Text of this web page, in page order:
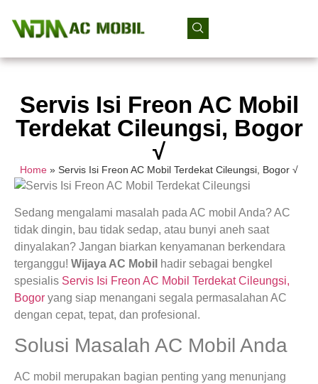
Servis Isi Freon AC Mobil
Terdekat Cileungsi, Bogor
√
Home » Servis Isi Freon AC Mobil Terdekat Cileungsi, Bogor √
Sedang mengalami masalah pada AC mobil Anda? AC
tidak dingin, bau tidak sedap, atau bunyi aneh saat
dinyalakan? Jangan biarkan kenyamanan berkendara
terganggu! Wijaya AC Mobil hadir sebagai bengkel
spesialis Servis Isi Freon AC Mobil Terdekat Cileungsi,
Bogor yang siap menangani segala permasalahan AC
dengan cepat, tepat, dan profesional.
Solusi Masalah AC Mobil Anda
AC mobil merupakan bagian penting yang menunjang